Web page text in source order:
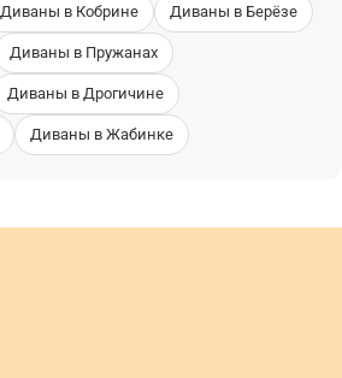
Диваны в Кобрине Диваны в Берёзе
Диваны в Пружанах
Диваны в Дрогичине
Диваны в Жабинке